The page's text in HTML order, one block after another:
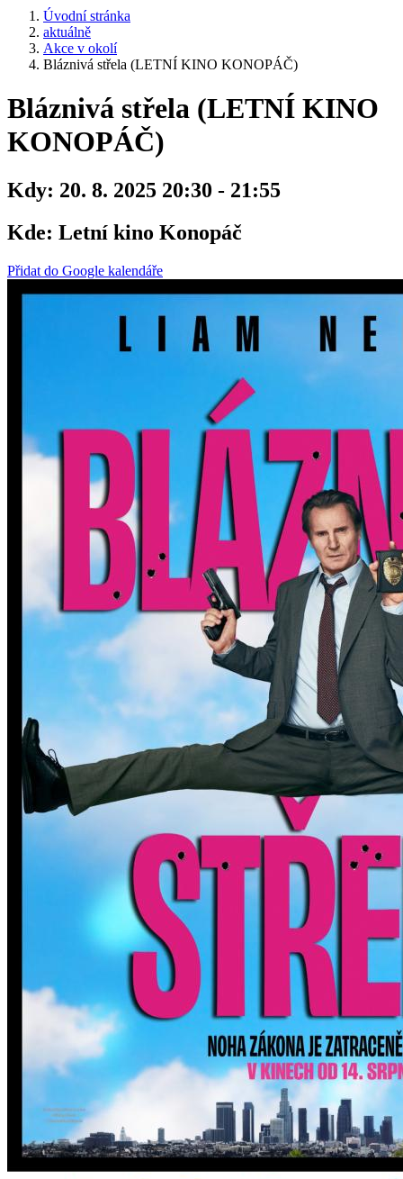
Úvodní stránka
aktuálně
Akce v okolí
Bláznivá střela (LETNÍ KINO KONOPÁČ)
Bláznivá střela (LETNÍ KINO
KONOPÁČ)
Kdy: 20. 8. 2025 20:30 - 21:55
Kde: Letní kino Konopáč
Přidat do Google kalendáře